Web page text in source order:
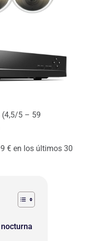
5 – 59
€ en los últimos 30